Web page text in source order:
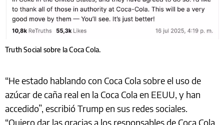
Truth Social sobre la Coca Cola.
“He estado hablando con Coca Cola sobre el uso de
azúcar de caña real en la Coca Cola en EEUU, y han
accedido”, escribió Trump en sus redes sociales.
“Quiero dar las gracias a los responsables de Coca Cola.